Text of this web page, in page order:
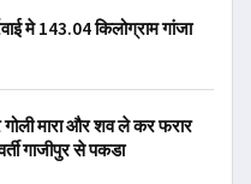
मे 143.04 किलोग्राम गांजा
मारा और शव ले कर फरार
गाजीपुर से पकडा